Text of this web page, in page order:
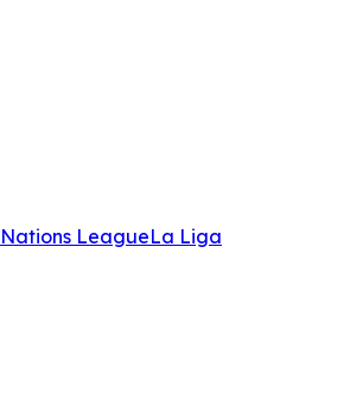
Nations LeagueLa Liga